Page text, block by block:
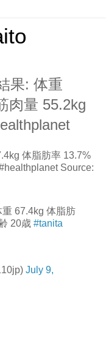
果: 体重
肉量 55.2kg
体脂肪率 13.7%
Source:
67.4kg 体脂肪
20歳 #tanita
July 9,